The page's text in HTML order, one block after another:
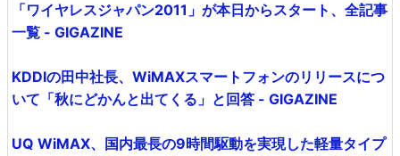
「ワイヤレスジャパン2011」が本日からスタート、全記事
一覧 - GIGAZINE
KDDIの田中社長、WiMAXスマートフォンのリリースにつ
いて「秋にどかんと出てくる」と回答 - GIGAZINE
UQ WiMAX、国内最長の9時間駆動を実現した軽量タイプ